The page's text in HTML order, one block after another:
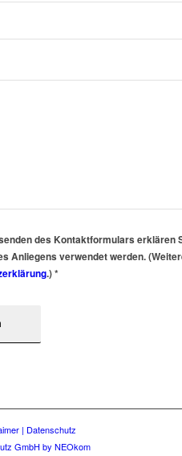
des Kontaktformulars erklären
Anliegens verwendet werden.
.)*
| Datenschutz
GmbH by NEOkom